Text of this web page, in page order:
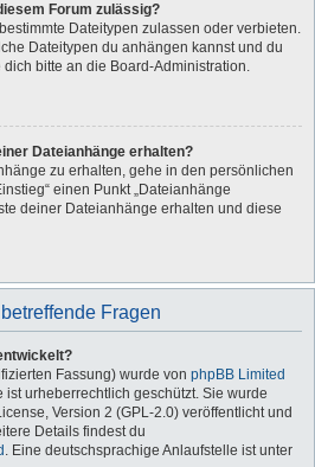
Forum zulässig?
Dateitypen zulassen oder verbieten.
Dateitypen du anhängen kannst und du
bitte an die Board-Administration.
Dateianhänge erhalten?
zu erhalten, gehe in den persönlichen
einen Punkt „Dateianhänge
deiner Dateianhänge erhalten und diese
Fragen
Fassung) wurde von phpBB Limited
urheberrechtlich geschützt. Sie wurde
Version 2 (GPL-2.0) veröffentlicht und
Details findest du
. Eine deutschsprachige Anlaufstelle ist unter